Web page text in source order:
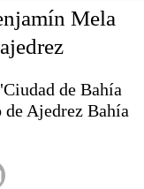
Mela
de Bahía
Ajedrez Bahía